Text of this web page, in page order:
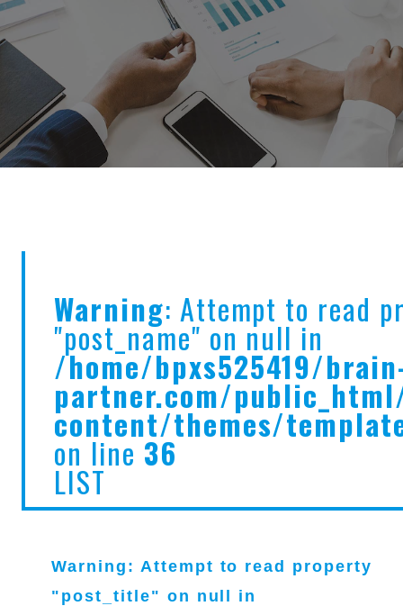
Warning: Attempt to read
"post_name" on null in
/home/bpxs525419/
partner.com/
content/themes/
on line 36
LIST
Warning : Attempt to read property
"post_title" on null in